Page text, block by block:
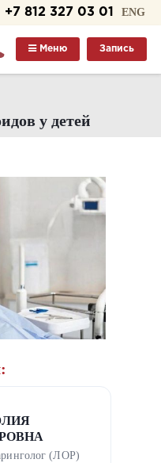
ENG
+7 812 327 03 01
Запись
Меню
у детей
(ЛОР)